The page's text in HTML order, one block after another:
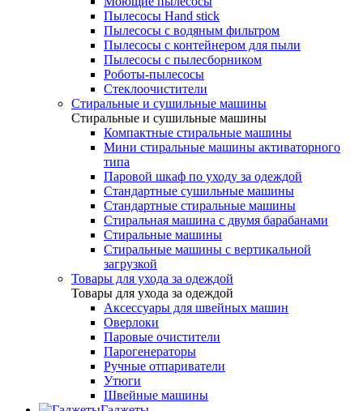
Пылесосы Hand stick
Пылесосы с водяным фильтром
Пылесосы с контейнером для пыли
Пылесосы с пылесборником
Роботы-пылесосы
Стеклоочистители
Стиральные и сушильные машины
Стиральные и сушильные машины
Компактные стиральные машины
Мини стиральные машины активаторного
типа
Паровой шкаф по уходу за одеждой
Стандартные сушильные машины
Стандартные стиральные машины
Стиральная машина с двумя барабанами
Стиральные машины
Стиральные машины с вертикальной
загрузкой
Товары для ухода за одеждой
Товары для ухода за одеждой
Аксессуары для швейных машин
Оверлоки
Паровые очистители
Парогенераторы
Ручные отпариватели
Утюги
Швейные машины